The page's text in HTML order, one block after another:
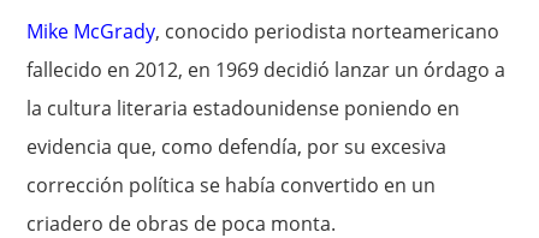
Mike McGrady, conocido periodista norteamericano
fallecido en 2012, en 1969 decidió lanzar un órdago a
la cultura literaria estadounidense poniendo en
evidencia que, como defendía, por su excesiva
corrección política se había convertido en un
criadero de obras de poca monta.